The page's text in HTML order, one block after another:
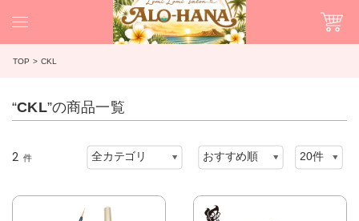
TOP CKL
“CKL”の商品一覧
2 件